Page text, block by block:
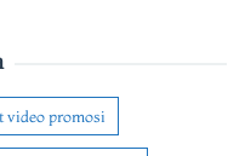
video promosi